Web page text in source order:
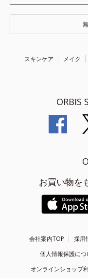
スキンケア メイク
ORBIS
お買い物を
会社案内TOP 採用
個人情報保護につ
オンラインショップ